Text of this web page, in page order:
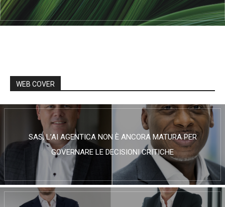
WEB COVER
SAS, L’AI AGENTICA NON È ANCORA MATURA PER
GOVERNARE LE DECISIONI CRITICHE